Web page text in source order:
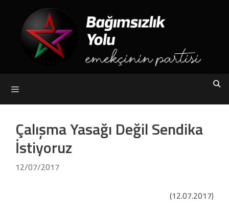
content
Çalışma Yasağı Değil Sendika
İstiyoruz
12/07/2017
(12.07.2017)